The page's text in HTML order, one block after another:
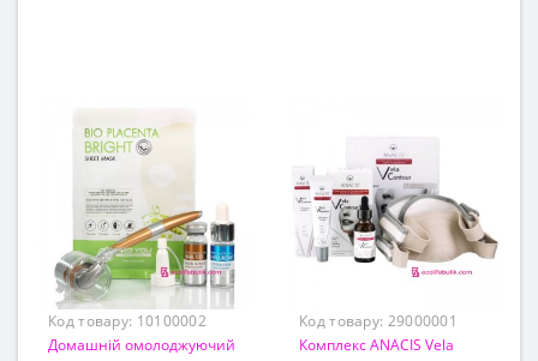
Код товару: 10100002
Домашній омолоджуючий
Код товару: 29000001
Комплекс ANACIS Vela